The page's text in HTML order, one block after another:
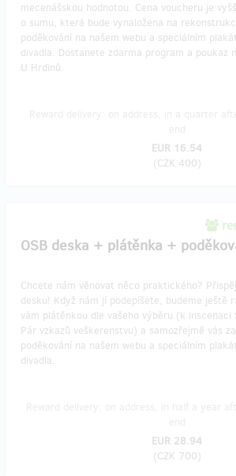
mecenášskou hodnotou. Cena voucheru je
o sumu, která bude vynaložena na
poděkování na našem webu a speciálním
divadla. Dostanete zdarma program a poukaz
U Hrdinů.
EUR 16.54
(CZK 400)
OSB deska + plátěnka +
Chcete nám věnovat něco praktického?
desku! Když nám jí podepíšete, budeme ještě
vám plátěnkou dle vašeho výběru (k inscenaci
Pár vzkazů veškerenstvu) a samozřejmě vás
poděkování na našem webu a speciálním
divadla.
EUR 28.94
(CZK 700)